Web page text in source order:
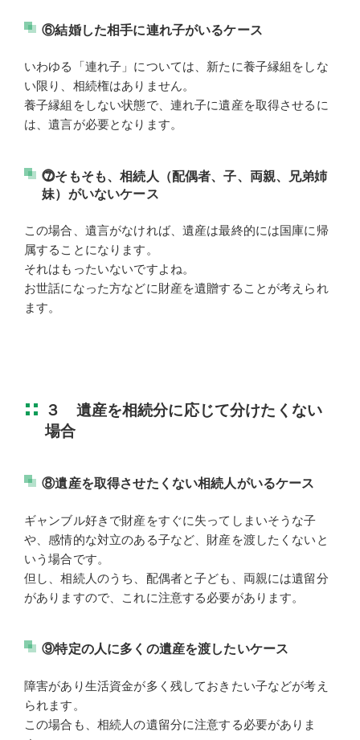
⑥結婚した相手に連れ子がいるケース
いわゆる「連れ子」については、新たに養子縁組をしな
い限り、相続権はありません。
養子縁組をしない状態で、連れ子に遺産を取得させるに
は、遺言が必要となります。
⓻そもそも、相続人（配偶者、子、両親、兄弟姉
妹）がいないケース
この場合、遺言がなければ、遺産は最終的には国庫に帰
属することになります。
それはもったいないですよね。
お世話になった方などに財産を遺贈することが考えられ
ます。
３ 遺産を相続分に応じて分けたくない
場合
⑧遺産を取得させたくない相続人がいるケース
ギャンブル好きで財産をすぐに失ってしまいそうな子
や、感情的な対立のある子など、財産を渡したくないと
いう場合です。
但し、相続人のうち、配偶者と子ども、両親には遺留分
がありますので、これに注意する必要があります。
⑨特定の人に多くの遺産を渡したいケース
障害があり生活資金が多く残しておきたい子などが考え
られます。
この場合も、相続人の遺留分に注意する必要がありま